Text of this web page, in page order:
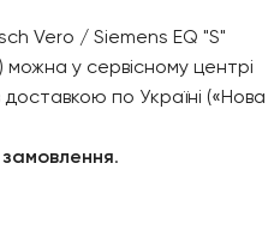
Vero / Siemens EQ "S"
у сервісному центрі
доставкою по Україні («Нова
.